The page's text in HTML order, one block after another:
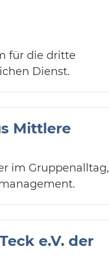
für die dritte
Dienst.
Mittlere
im Gruppenalltag,
e.V. der